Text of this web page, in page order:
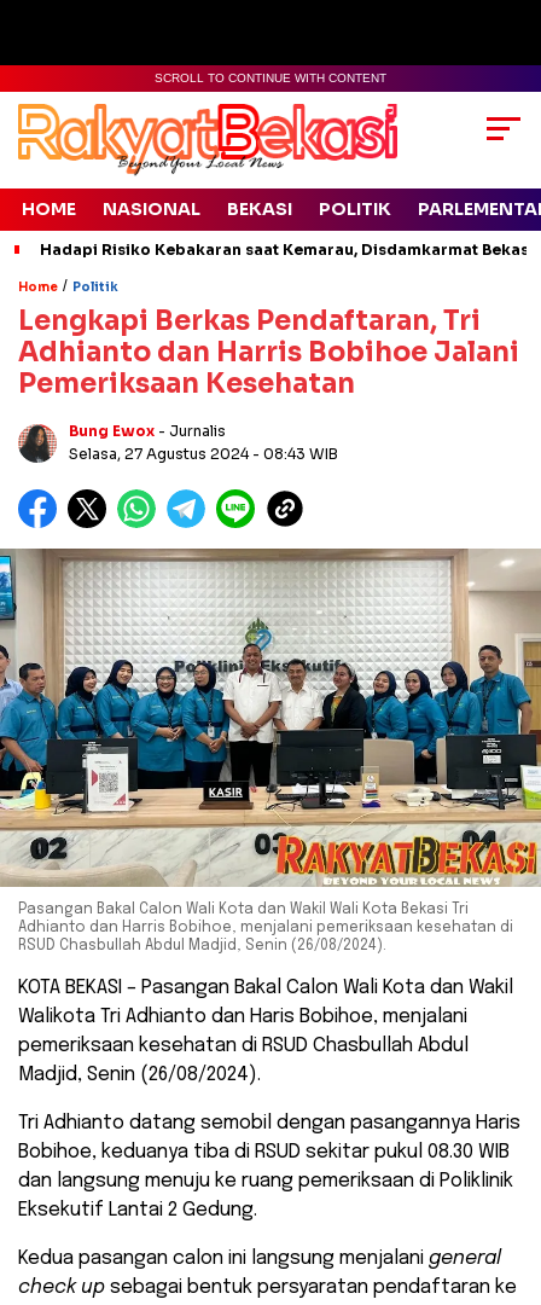
SCROLL TO CONTINUE WITH CONTENT
HOME NASIONAL BEKASI POLITIK
Hadapi Risiko Kebakaran saat Kemarau, Disdamkarmat Bekasi
Home / Politik
Lengkapi Berkas Pendaftaran, Tri
Adhianto dan Harris Bobihoe Jalani
Pemeriksaan Kesehatan
Bung Ewox - Jurnalis
Selasa, 27 Agustus 2024 - 08:43 WIB
Pasangan Bakal Calon Wali Kota dan Wakil Wali Kota Bekasi Tri
Adhianto dan Harris Bobihoe, menjalani pemeriksaan kesehatan di
RSUD Chasbullah Abdul Madjid, Senin (26/08/2024).
KOTA BEKASI – Pasangan Bakal Calon Wali Kota dan Wakil
Walikota Tri Adhianto dan Haris Bobihoe, menjalani
pemeriksaan kesehatan di RSUD Chasbullah Abdul
Madjid, Senin (26/08/2024).
Tri Adhianto datang semobil dengan pasangannya Haris
Bobihoe, keduanya tiba di RSUD sekitar pukul 08.30 WIB
dan langsung menuju ke ruang pemeriksaan di Poliklinik
Eksekutif Lantai 2 Gedung.
Kedua pasangan calon ini langsung menjalani general
check up sebagai bentuk persyaratan pendaftaran ke